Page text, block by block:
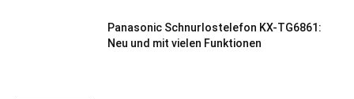
Panasonic Schnurlostelefon KX-TG6861:
Neu und mit vielen Funktionen